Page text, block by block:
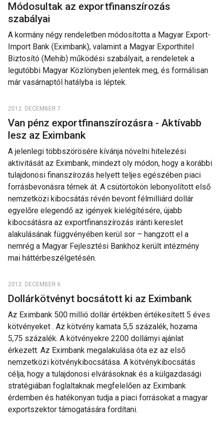
Módosultak az exportfinanszírozás
szabályai
A kormány négy rendeletben módosította a Magyar Export-
Import Bank (Eximbank), valamint a Magyar Exporthitel
Biztosító (Mehib) működési szabályait, a rendeletek a
legutóbbi Magyar Közlönyben jelentek meg, és formálisan
már vasárnaptól hatályba is léptek.
2012. DECEMBER 7.
Van pénz exportfinanszírozásra - Aktívabb
lesz az Eximbank
A jelenlegi többszörösére kívánja növelni hitelezési
aktivitását az Eximbank, mindezt oly módon, hogy a korábbi
tulajdonosi finanszírozás helyett teljes egészében piaci
forrásbevonásra térnek át. A csütörtökön lebonyolított első
nemzetközi kibocsátás révén bevont félmilliárd dollár
egyelőre elegendő az igények kielégítésére, újabb
kibocsátásra az exportfinanszírozás iránti kereslet
alakulásának függvényében kerül sor – hangzott el a
nemrég a Magyar Fejlesztési Bankhoz került intézmény
mai háttérbeszélgetésén.
2012. DECEMBER 6.
Dollárkötvényt bocsátott ki az Eximbank
Az Eximbank 500 millió dollár értékben értékesített 5 éves
kötvényeket . Az kötvény kamata 5,5 százalék, hozama
5,75 százalék. A kötvényekre 2200 dollárnyi ajánlat
érkezett. Az Eximbank megalakulása óta ez az első
nemzetközi kötvénykibocsátása. A kötvénykibocsátás
célja, hogy a tulajdonosi elvárásoknak és a külgazdasági
stratégiában foglaltaknak megfelelően az Eximbank
érdemben és hatékonyan tudja a piaci forrásokat a magyar
exportszektor támogatására fordítani.